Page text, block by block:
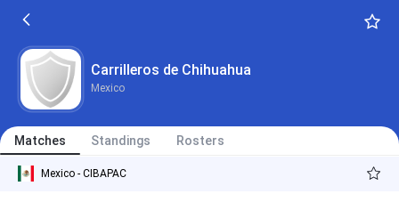
Carrilleros de Chihuahua
Mexico
Matches Standings Rosters
Mexico - CIBAPAC